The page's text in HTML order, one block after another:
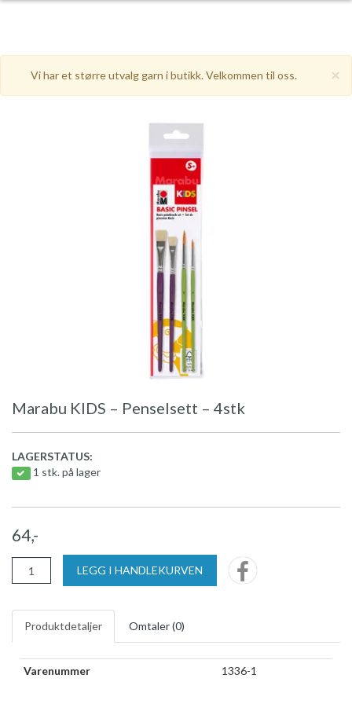
×
Vi har et større utvalg garn i butikk. Velkommen til oss.
Marabu KIDS – Penselsett – 4stk
LAGERSTATUS:
1 stk. på lager
64,-
LEGG I HANDLEKURVEN
Produktdetaljer Omtaler (0)
Varenummer 1336-1